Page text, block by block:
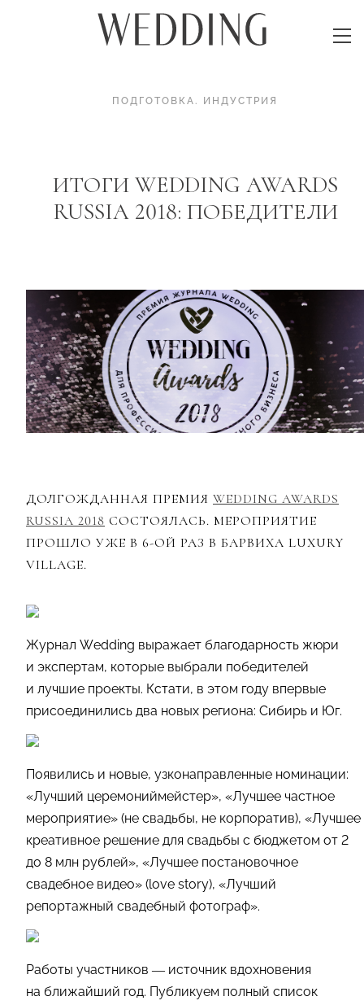
ПОДГОТОВКА. ИНДУСТРИЯ
ИТОГИ WEDDING AWARDS
RUSSIA 2018: ПОБЕДИТЕЛИ
ДОЛГОЖДАННАЯ ПРЕМИЯ WEDDING AWARDS
RUSSIA 2018 СОСТОЯЛАСЬ. МЕРОПРИЯТИЕ
ПРОШЛО УЖЕ В 6-ОЙ РАЗ В БАРВИХА LUXURY
VILLAGE.
Журнал Wedding выражает благодарность жюри
и экспертам, которые выбрали победителей
и лучшие проекты. Кстати, в этом году впервые
присоединились два новых региона: Сибирь и Юг.
Появились и новые, узконаправленные номинации:
«Лучший церемониймейстер», «Лучшее частное
мероприятие» (не свадьбы, не корпоратив), «Лучшее
креативное решение для свадьбы с бюджетом от 2
до 8 млн рублей», «Лучшее постановочное
свадебное видео» (love story), «Лучший
репортажный свадебный фотограф».
Работы участников — источник вдохновения
на ближайший год. Публикуем полный список